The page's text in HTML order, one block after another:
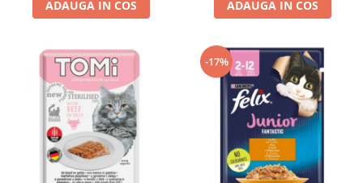
ADAUGA IN COS ADAUGA IN COS
-17%